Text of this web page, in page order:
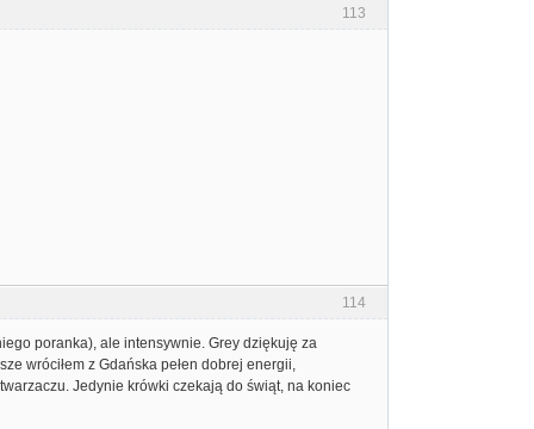
113
114
poranka), ale intensywnie. Grey dziękuję za
wróciłem z Gdańska pełen dobrej energii,
Jedynie krówki czekają do świąt, na koniec